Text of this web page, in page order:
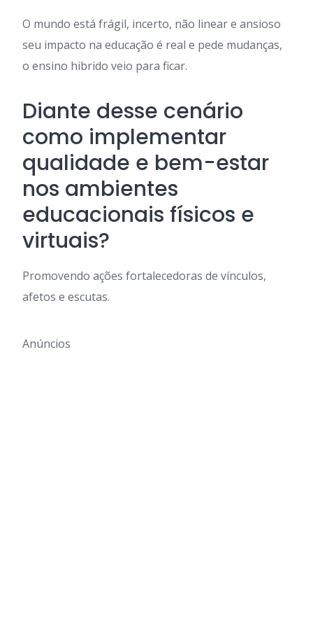
O mundo está frágil, incerto, não linear e ansioso
seu impacto na educação é real e pede mudanças,
o ensino hibrido veio para ficar.
Diante desse cenário
como implementar
qualidade e bem-estar
nos ambientes
educacionais físicos e
virtuais?
Promovendo ações fortalecedoras de vínculos,
afetos e escutas.
Anúncios